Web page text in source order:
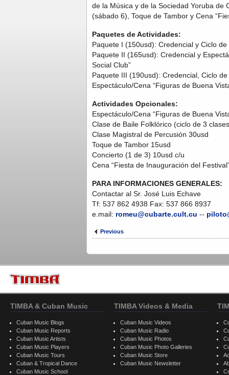
de la Música y de la Sociedad Yoruba de
(sábado 6), Toque de Tambor y Cena
Paquetes de Actividades:
Paquete I (150usd): Credencial y Ciclo
Paquete II (165usd): Credencial y
Social Club”
Paquete III (190usd): Credencial, Ciclo
Espectáculo/Cena “Figuras de Buena
Actividades Opcionales:
Espectáculo/Cena “Figuras de Buena
Clase de Baile Folklórico (ciclo de 3
Clase Magistral de Percusión 30usd
Toque de Tambor 15usd
Concierto (1 de 3) 10usd c/u
Cena “Fiesta de Inauguración del
PARA INFORMACIONES GENERALES:
Contactar al Sr. José Luis Echave
Tf: 537 862 4938 Fax: 537 866 8937
e.mail: romeu@cubarte.cult.cu --
Previous
TIMBA & Cuban Music
Cuban Music Blogs
Cuban Music Reports
Cuban Music Artists
Cuban Music Players
Cuban Music Tours
Cuban & Tropical Dance
Cuban Music School
TIMBA Videos & Media
Cuban Music Videos
Cuban Music Radio
Cuban Music Photos
Cuban Music Photo Galleries
Cuban Music Store
Cuban Music Newsletter